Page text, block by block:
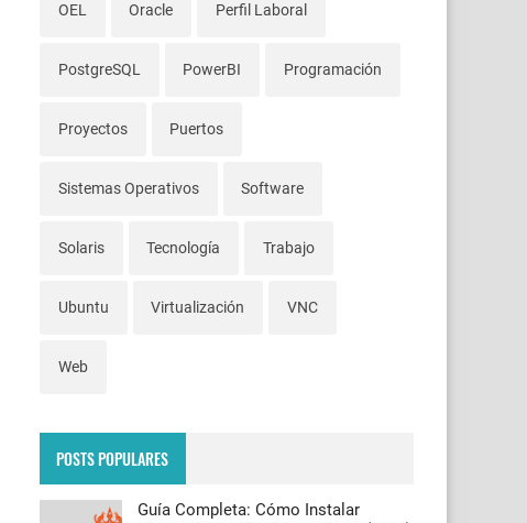
OEL Oracle Perfil Laboral
PostgreSQL PowerBI Programación
Proyectos Puertos
Sistemas Operativos Software
Solaris Tecnología Trabajo
Ubuntu Virtualización VNC
Web
POSTS POPULARES
Guía Completa: Cómo Instalar